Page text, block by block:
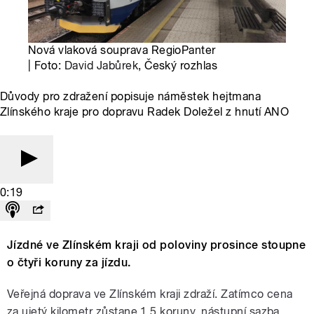
Nová vlaková souprava RegioPanter
| Foto: David Jabůrek, Český rozhlas
Důvody pro zdražení popisuje náměstek hejtmana
Zlínského kraje pro dopravu Radek Doležel z hnutí ANO
0:19
Jízdné ve Zlínském kraji od poloviny prosince stoupne
o čtyři koruny za jízdu.
Veřejná doprava ve Zlínském kraji zdraží. Zatímco cena